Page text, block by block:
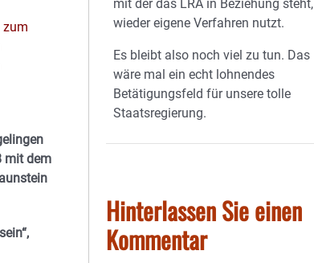
zum
mit dem
mit der das LRA in Beziehung steht,
wieder eigene Verfahren nutzt.
Es bleibt also noch viel zu tun. Das
wäre mal ein echt lohnendes
Betätigungsfeld für unsere tolle
Staatsregierung.
Hinterlassen Sie einen
Kommentar